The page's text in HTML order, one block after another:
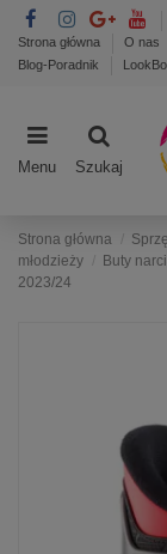
Strona główna O nas
Blog-Poradnik
Menu Szukaj
Strona główna
młodzieży
Buty
2023/24